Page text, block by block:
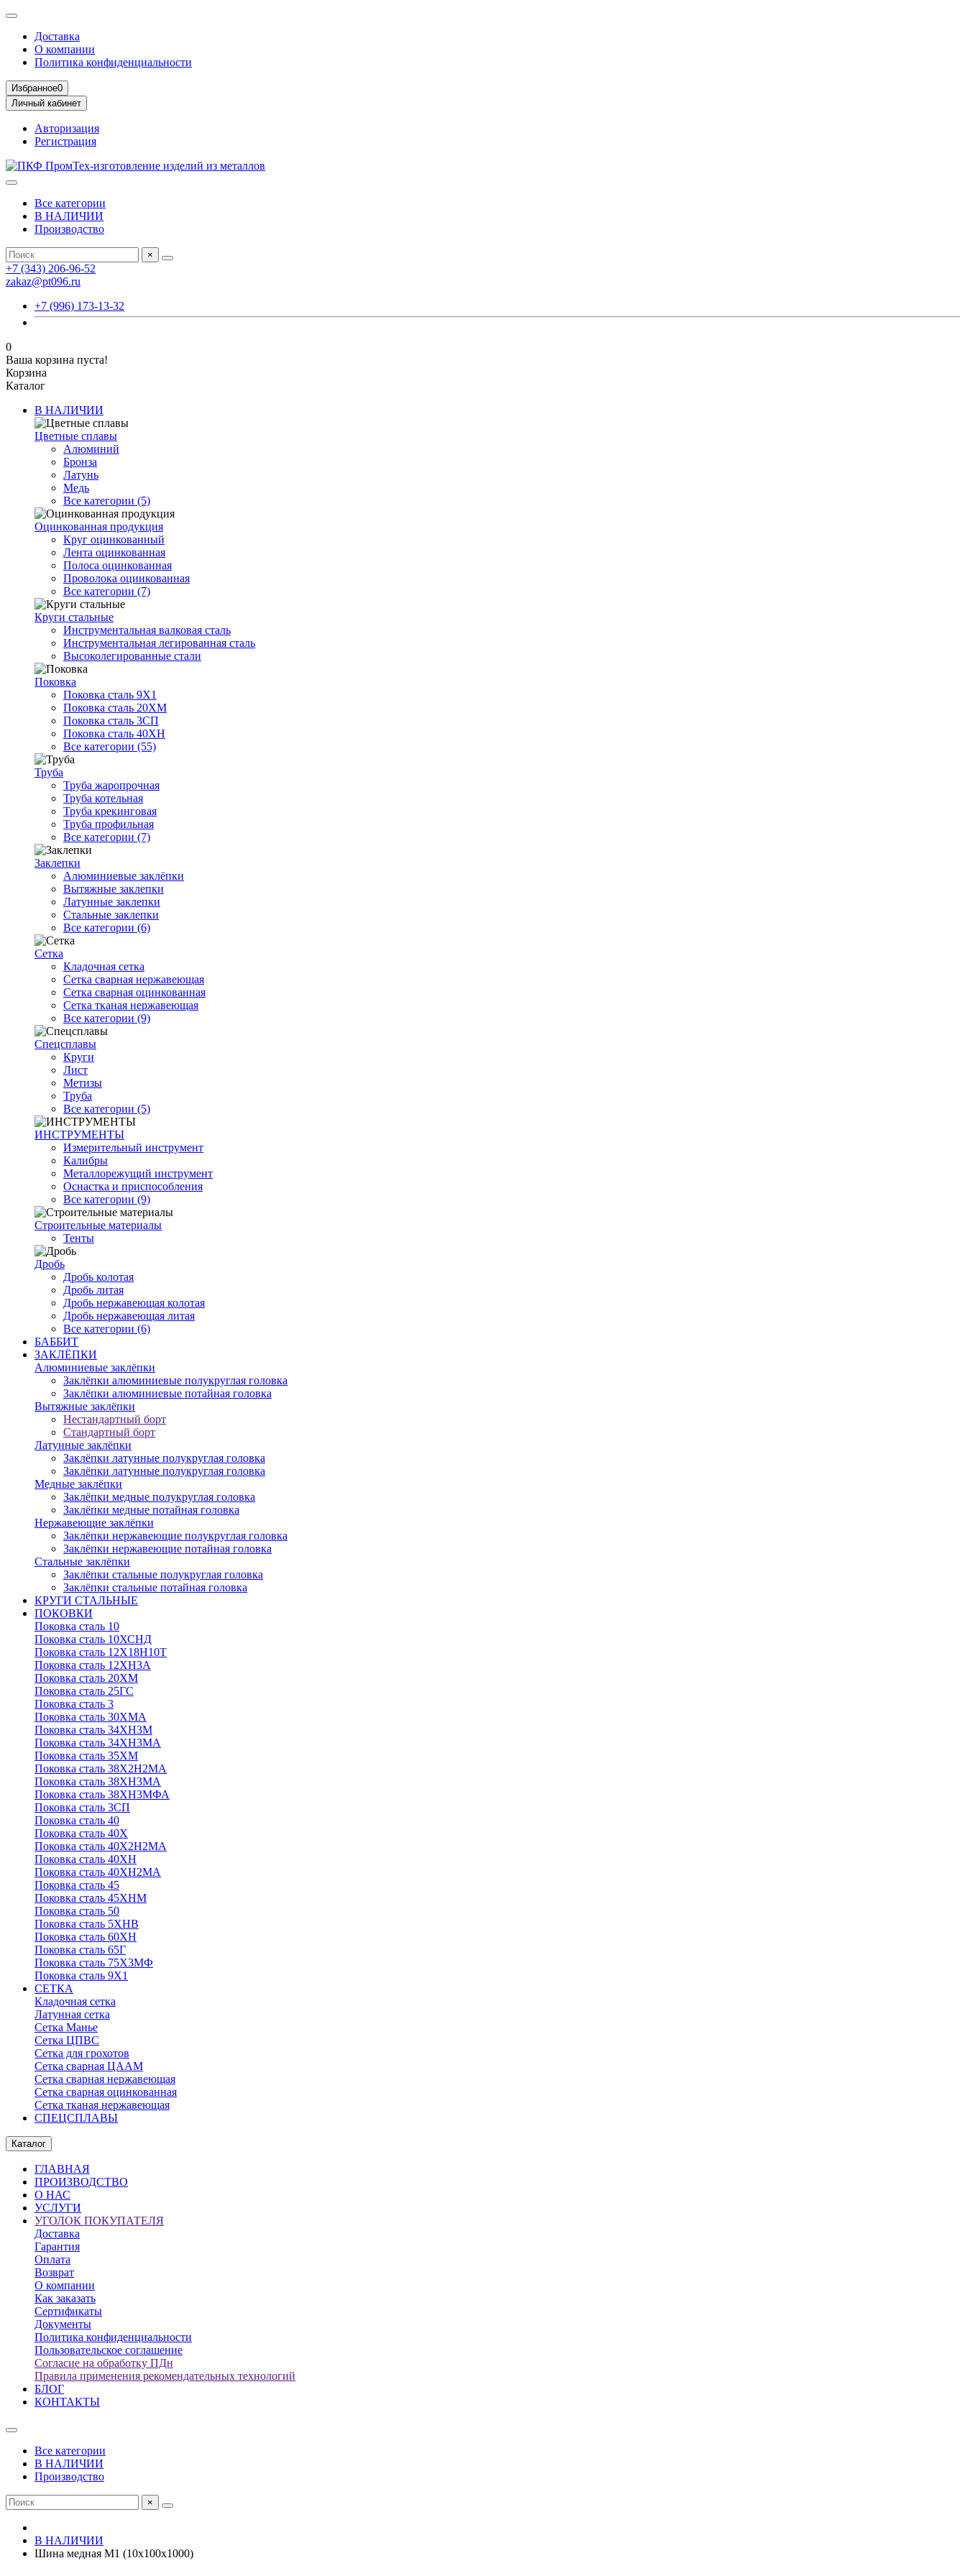
Доставка
О компании
Политика конфиденциальности
Избранное0
Личный кабинет
Авторизация
Регистрация
Все категории
В НАЛИЧИИ
Производство
×
+7 (343) 206-96-52
zakaz@pt096.ru
+7 (996) 173-13-32
0
Ваша корзина пуста!
Корзина
Каталог
В НАЛИЧИИ
Цветные сплавы
Алюминий
Бронза
Латунь
Медь
Все категории (5)
Оцинкованная продукция
Круг оцинкованный
Лента оцинкованная
Полоса оцинкованная
Проволока оцинкованная
Все категории (7)
Круги стальные
Инструментальная валковая сталь
Инструментальная легированная сталь
Высоколегированные стали
Поковка
Поковка сталь 9Х1
Поковка сталь 20ХМ
Поковка сталь 3СП
Поковка сталь 40ХН
Все категории (55)
Труба
Труба жаропрочная
Труба котельная
Труба крекинговая
Труба профильная
Все категории (7)
Заклепки
Алюминиевые заклёпки
Вытяжные заклепки
Латунные заклепки
Стальные заклепки
Все категории (6)
Сетка
Кладочная сетка
Сетка сварная нержавеющая
Сетка сварная оцинкованная
Сетка тканая нержавеющая
Все категории (9)
Спецсплавы
Круги
Лист
Метизы
Труба
Все категории (5)
ИНСТРУМЕНТЫ
Измерительный инструмент
Калибры
Металлорежущий инструмент
Оснастка и приспособления
Все категории (9)
Строительные материалы
Тенты
Дробь
Дробь колотая
Дробь литая
Дробь нержавеющая колотая
Дробь нержавеющая литая
Все категории (6)
БАББИТ
ЗАКЛЁПКИ
Алюминиевые заклёпки
Заклёпки алюминиевые полукруглая головка
Заклёпки алюминиевые потайная головка
Вытяжные заклёпки
Нестандартный борт
Стандартный борт
Латунные заклёпки
Заклёпки латунные полукруглая головка
Заклёпки латунные полукруглая головка
Медные заклёпки
Заклёпки медные полукруглая головка
Заклёпки медные потайная головка
Нержавеющие заклёпки
Заклёпки нержавеющие полукруглая головка
Заклёпки нержавеющие потайная головка
Стальные заклёпки
Заклёпки стальные полукруглая головка
Заклёпки стальные потайная головка
КРУГИ СТАЛЬНЫЕ
ПОКОВКИ
Поковка сталь 10
Поковка сталь 10ХСНД
Поковка сталь 12Х18Н10Т
Поковка сталь 12ХН3А
Поковка сталь 20ХМ
Поковка сталь 25ГС
Поковка сталь 3
Поковка сталь 30ХМА
Поковка сталь 34ХН3М
Поковка сталь 34ХН3МА
Поковка сталь 35ХМ
Поковка сталь 38Х2Н2МА
Поковка сталь 38ХН3МА
Поковка сталь 38ХН3МФА
Поковка сталь 3СП
Поковка сталь 40
Поковка сталь 40Х
Поковка сталь 40Х2Н2МА
Поковка сталь 40ХН
Поковка сталь 40ХН2МА
Поковка сталь 45
Поковка сталь 45ХНМ
Поковка сталь 50
Поковка сталь 5ХНВ
Поковка сталь 60ХН
Поковка сталь 65Г
Поковка сталь 75Х3МФ
Поковка сталь 9Х1
СЕТКА
Кладочная сетка
Латунная сетка
Сетка Манье
Сетка ЦПВС
Сетка для грохотов
Сетка сварная ЦААМ
Сетка сварная нержавеющая
Сетка сварная оцинкованная
Сетка тканая нержавеющая
СПЕЦСПЛАВЫ
Каталог
ГЛАВНАЯ
ПРОИЗВОДСТВО
О НАС
УСЛУГИ
УГОЛОК ПОКУПАТЕЛЯ
Доставка
Гарантия
Оплата
Возврат
О компании
Как заказать
Сертификаты
Документы
Политика конфиденциальности
Пользовательское соглашение
Согласие на обработку ПДн
Правила применения рекомендательных технологий
БЛОГ
КОНТАКТЫ
Все категории
В НАЛИЧИИ
Производство
×
В НАЛИЧИИ
Шина медная М1 (10х100х1000)